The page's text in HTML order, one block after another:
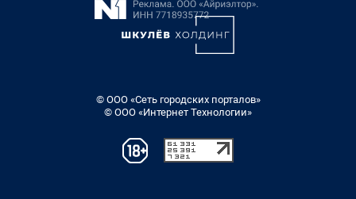
© ООО «Сеть городских порталов»
© ООО «Интернет Технологии»